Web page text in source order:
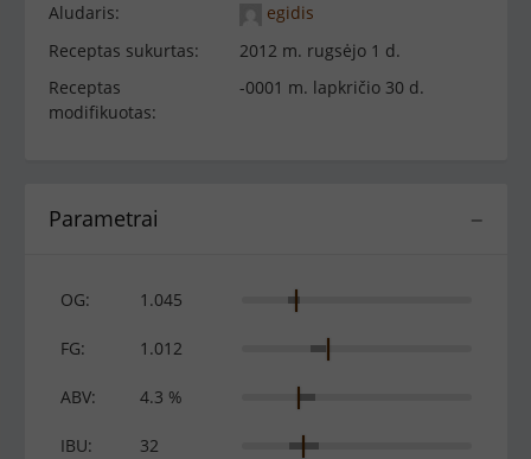
Aludaris:
egidis
Receptas sukurtas:
2012 m. rugsėjo 1 d.
Receptas
modifikuotas:
-0001 m. lapkričio 30 d.
−
Parametrai
OG: 1.045
FG: 1.012
ABV: 4.3 %
IBU: 32